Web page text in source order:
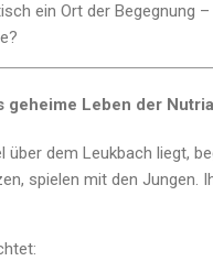
ein Ort der Begegnung
geheime Leben der
über dem Leukbach liegt,
spielen mit den Jungen.